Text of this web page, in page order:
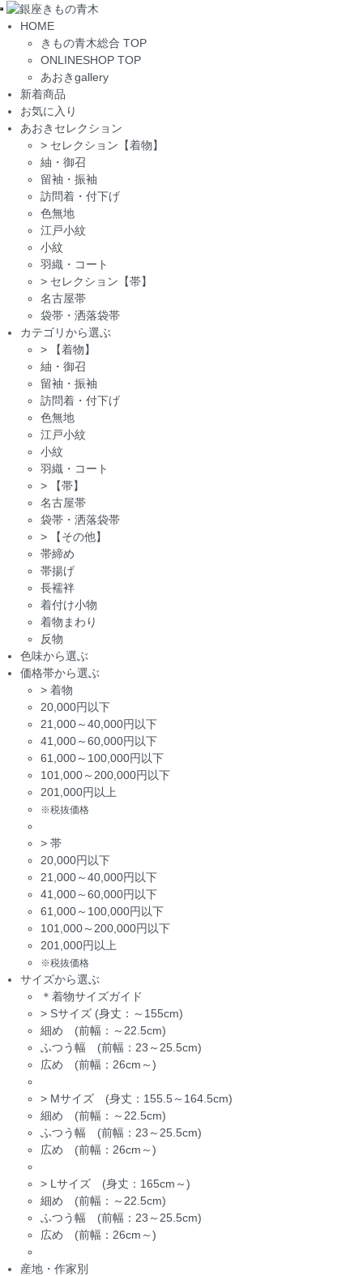
Toggle
navigation
HOME
きもの青木総合 TOP
ONLINESHOP TOP
あおきgallery
新着商品
お気に入り
あおきセレクション
> セレクション【着物】
紬・御召
留袖・振袖
訪問着・付下げ
色無地
江戸小紋
小紋
羽織・コート
> セレクション【帯】
名古屋帯
袋帯・洒落袋帯
カテゴリから選ぶ
>
【着物】
紬・御召
留袖・振袖
訪問着・付下げ
色無地
江戸小紋
小紋
羽織・コート
>
【帯】
名古屋帯
袋帯・洒落袋帯
>
【その他】
帯締め
帯揚げ
長襦袢
着付け小物
着物まわり
反物
色味から選ぶ
価格帯から選ぶ
> 着物
20,000円以下
21,000～40,000円以下
41,000～60,000円以下
61,000～100,000円以下
101,000～200,000円以下
201,000円以上
※税抜価格
> 帯
20,000円以下
21,000～40,000円以下
41,000～60,000円以下
61,000～100,000円以下
101,000～200,000円以下
201,000円以上
※税抜価格
サイズから選ぶ
＊着物サイズガイド
> Sサイズ (身丈：～155cm)
細め (前幅：～22.5cm)
ふつう幅 (前幅：23～25.5cm)
広め (前幅：26cm～)
> Mサイズ (身丈：155.5～164.5cm)
細め (前幅：～22.5cm)
ふつう幅 (前幅：23～25.5cm)
広め (前幅：26cm～)
> Lサイズ (身丈：165cm～)
細め (前幅：～22.5cm)
ふつう幅 (前幅：23～25.5cm)
広め (前幅：26cm～)
産地・作家別